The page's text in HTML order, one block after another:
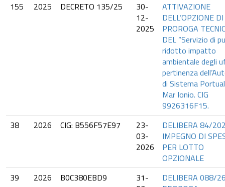
155
2025 DECRETO 135/25
30-
12-
2025
ATTIVAZIONE
DELL’OPZIONE DI
PROROGA
DEL “Servizio di
ridotto impatto
ambientale degli
pertinenza
di Sistema
Mar Ionio. CIG
9926316F15.
38
2026 CIG: B556F57E97
23-
03-
2026
DELIBERA 84/
IMPEGNO DI
PER LOTTO
OPZIONALE
39
2026 B0C380EBD9
31-
DELIBERA 088/